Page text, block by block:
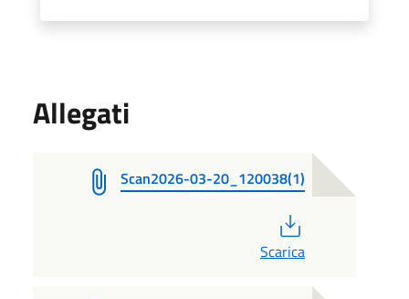
Allegati
Scan2026-03-20_120038(1)
Scarica